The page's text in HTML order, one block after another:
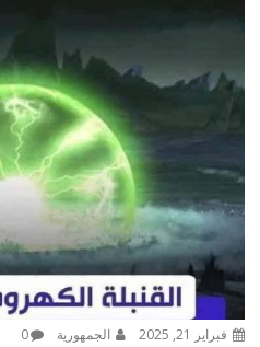
فبراير 21, 2025 الجمهورية 0